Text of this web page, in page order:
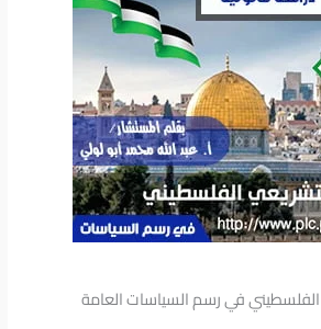
في رسم السياسات العامة